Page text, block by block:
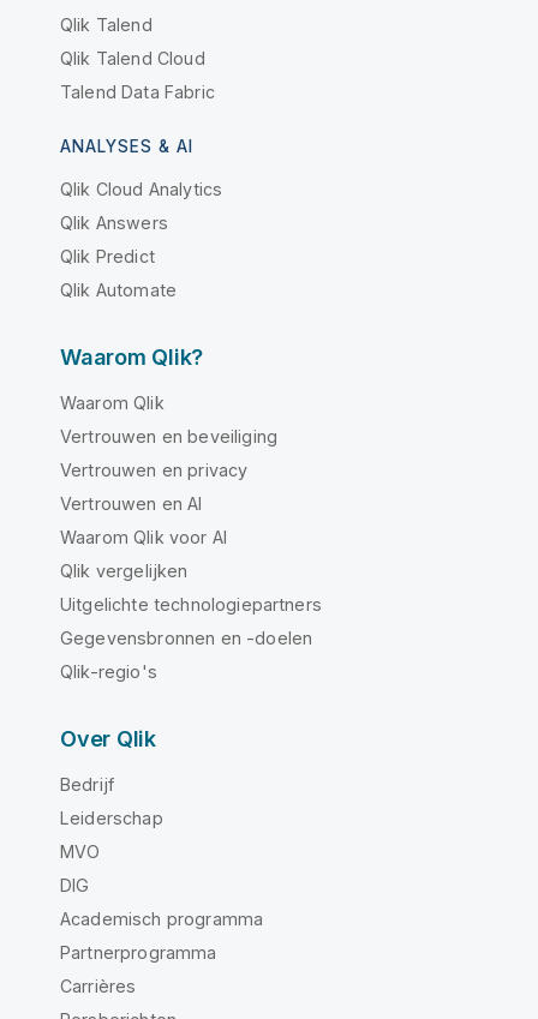
Qlik Talend
Qlik Talend Cloud
Talend Data Fabric
ANALYSES & AI
Qlik Cloud Analytics
Qlik Answers
Qlik Predict
Qlik Automate
Waarom Qlik?
Waarom Qlik
Vertrouwen en beveiliging
Vertrouwen en privacy
Vertrouwen en AI
Waarom Qlik voor AI
Qlik vergelijken
Uitgelichte technologiepartners
Gegevensbronnen en -doelen
Qlik-regio's
Over Qlik
Bedrijf
Leiderschap
MVO
DIG
Academisch programma
Partnerprogramma
Carrières